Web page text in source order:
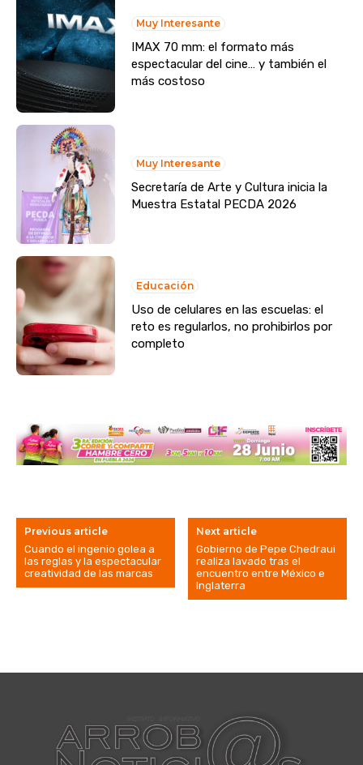
Muy Interesante
IMAX 70 mm: el formato más
espectacular del cine… y también el
más costoso
Muy Interesante
Secretaría de Arte y Cultura inicia la
Muestra Estatal PECDA 2026
Educación
Uso de celulares en las escuelas: el
reto es regularlos, no prohibirlos por
completo
Previous article
Cuando el ingenio golea a
las reglas y la espectacular
creatividad de las marcas
Next article
Gobierno de Pepe Chedraui
realiza lavado tras el
encuentro entre México e
Inglaterra